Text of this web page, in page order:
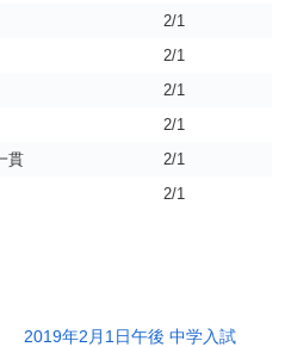
2/1
2/1
2/1
2/1
貫
2/1
2/1
2019年2月1日午後 中学入試